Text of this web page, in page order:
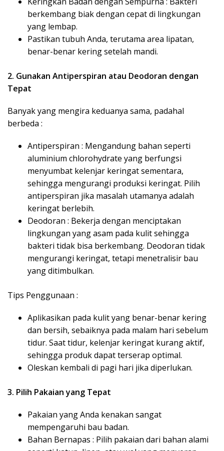
berkembang biak dengan cepat di lingkungan
yang lembap.
Pastikan tubuh Anda, terutama area lipatan,
benar-benar kering setelah mandi.
2. Gunakan Antiperspiran atau Deodoran dengan
Tepat
Banyak yang mengira keduanya sama, padahal
berbeda :
Antiperspiran : Mengandung bahan seperti
aluminium chlorohydrate yang berfungsi
menyumbat kelenjar keringat sementara,
sehingga mengurangi produksi keringat. Pilih
antiperspiran jika masalah utamanya adalah
keringat berlebih.
Deodoran : Bekerja dengan menciptakan
lingkungan yang asam pada kulit sehingga
bakteri tidak bisa berkembang. Deodoran tidak
mengurangi keringat, tetapi menetralisir bau
yang ditimbulkan.
Tips Penggunaan :
Aplikasikan pada kulit yang benar-benar kering
dan bersih, sebaiknya pada malam hari sebelum
tidur. Saat tidur, kelenjar keringat kurang aktif,
sehingga produk dapat terserap optimal.
Oleskan kembali di pagi hari jika diperlukan.
3. Pilih Pakaian yang Tepat
Pakaian yang Anda kenakan sangat
mempengaruhi bau badan.
Bahan Bernapas : Pilih pakaian dari bahan alami